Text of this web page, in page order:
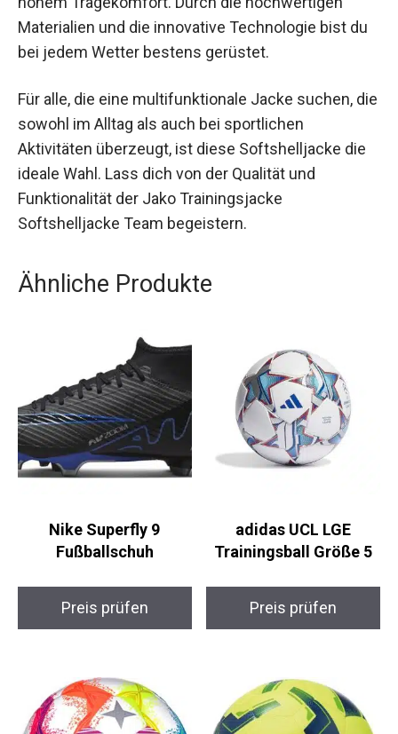
mehr als nur eine einfache Jacke. Sie kombiniert
stilvolles Design mit praktischen Funktionen und
hohem Tragekomfort. Durch die hochwertigen
Materialien und die innovative Technologie bist
du bei jedem Wetter bestens gerüstet.
Für alle, die eine multifunktionale Jacke suchen,
die sowohl im Alltag als auch bei sportlichen
Aktivitäten überzeugt, ist diese Softshelljacke die
ideale Wahl. Lass dich von der Qualität und
Softshelljacke Team begeistern.
Ähnliche Produkte
Nike Superfly 9
Fußballschuh
adidas UCL LGE
Trainingsball Größe 5